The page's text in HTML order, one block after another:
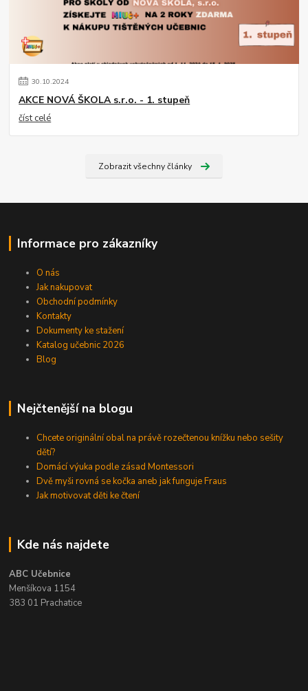
30.10.2024
AKCE NOVÁ ŠKOLA s.r.o. - 1. stupeň
číst celé
Zobrazit všechny články
Informace pro zákazníky
O nás
Jak nakupovat
Obchodní podmínky
Kontakty
Dokumenty ke stažení
Katalog učebnic 2026
Blog
Nejčtenější na blogu
Chcete originální obal na právě rozečtenou knížku nebo sešity
dětí?
Domácí výuka podle zásad Montessori
Dvě myši rovná se kočka aneb jak funguje Fraus
Jak motivovat děti ke čtení
Kde nás najdete
ABC Učebnice
Menšíkova 1154
383 01 Prachatice